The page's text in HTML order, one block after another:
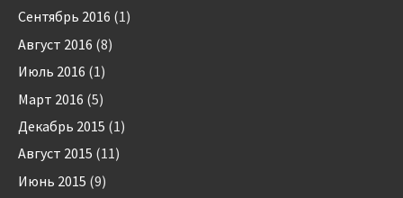
Сентябрь 2016 (1)
Август 2016 (8)
Июль 2016 (1)
Март 2016 (5)
Декабрь 2015 (1)
Август 2015 (11)
Июнь 2015 (9)